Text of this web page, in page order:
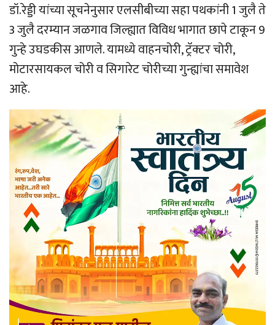
डॉ.रेड्डी यांच्या सूचनेनुसार एलसीबीच्या सहा पथकांनी 1 जुलै ते
3 जुलै दरम्यान जळगाव जिल्ह्यात विविध भागात छापे टाकून 9
गुन्हे उघडकीस आणले. यामध्ये वाहनचोरी, ट्रॅक्टर चोरी,
मोटारसायकल चोरी व सिगारेट चोरीच्या गुन्ह्यांचा समावेश
आहे.